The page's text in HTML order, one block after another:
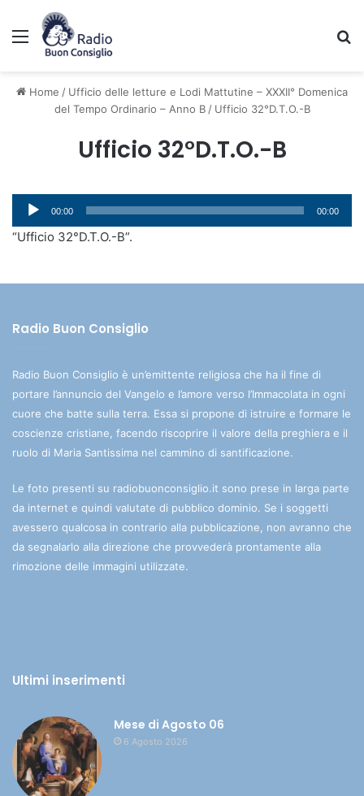
Menu
Home / Ufficio delle letture e Lodi Mattutine – XXXII° Domenica
del Tempo Ordinario – Anno B / Ufficio 32°D.T.O.-B
Ufficio 32°D.T.O.-B
Audio
Player
00:00 00:00
“Ufficio 32°D.T.O.-B”.
Radio Buon Consiglio
Radio Buon Consiglio è un’emittente religiosa che ha il fine di
portare l’annuncio del Vangelo e l’amore verso l’Immacolata in ogni
cuore che batte sulla terra. Essa si propone di istruire e formare le
coscienze cristiane, facendo riscoprire il valore della preghiera e il
ruolo di Maria Santissima nel cammino di santificazione.
Le foto presenti su radiobuonconsiglio.it sono prese in larga parte
da internet e quindi valutate di pubblico dominio. Se i soggetti
avessero qualcosa in contrario alla pubblicazione, non avranno che
da segnalarlo alla direzione che provvederà prontamente alla
rimozione delle immagini utilizzate.
Ultimi inserimenti
Mese di Agosto 06
6 Agosto 2026